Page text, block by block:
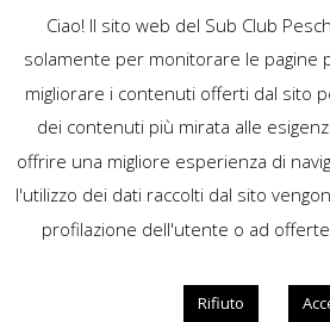
Modello MOG attività sportiva
Cookies Policy
Note legali
Ciao! Il sito web del Sub Club
solamente per monitorare le pagine
migliorare i contenuti offerti dal sito
dei contenuti più mirata alle
offrire una migliore esperienza di
l'utilizzo dei dati raccolti dal sito
profilazione dell'utente o ad
Rifiuto